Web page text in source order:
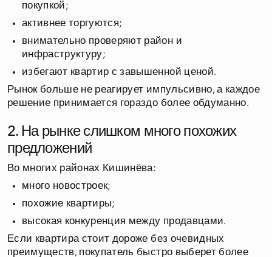
покупкой;
активнее торгуются;
внимательно проверяют район и
инфраструктуру;
избегают квартир с завышенной ценой.
Рынок больше не реагирует импульсивно, а каждое
решение принимается гораздо более обдуманно.
2. На рынке слишком много похожих
предложений
Во многих районах Кишинёва:
много новостроек;
похожие квартиры;
высокая конкуренция между продавцами.
Если квартира стоит дороже без очевидных
преимуществ, покупатель быстро выберет более